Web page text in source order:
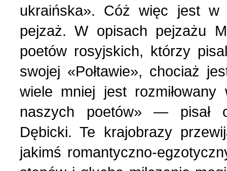
ukraińska». Cóż więc jest w
pejzaż. W opisach pejzażu
poetów rosyjskich, którzy
swojej «Połtawie», chociaż
wiele mniej jest
naszych poetów» — pisał
Dębicki. Te krajobrazy
jakimś romantyczno-